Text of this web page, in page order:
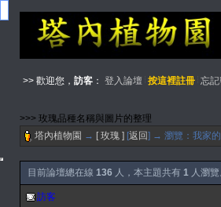
>> 歡迎您， 訪客： 登入論壇 按這裡註冊 忘
>>> 玫瑰品種名稱與圖片的整理
塔內植物園 → [ 玫瑰 ] [返回] → 瀏覽：我家
目前論壇總在線 136 人，本主題共有 1人瀏覽
訪客